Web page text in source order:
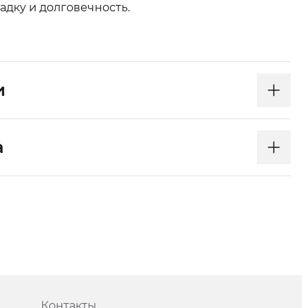
и долговечность.